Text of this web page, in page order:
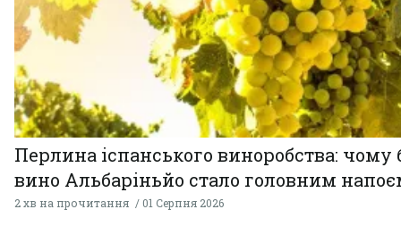
Перлина іспанського виноробства: чому
вино Альбаріньйо стало головним
2 хв на прочитання 01 Серпня 2026